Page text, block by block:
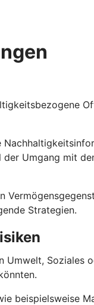
Umgang mit
Strategien.
beispielsweise